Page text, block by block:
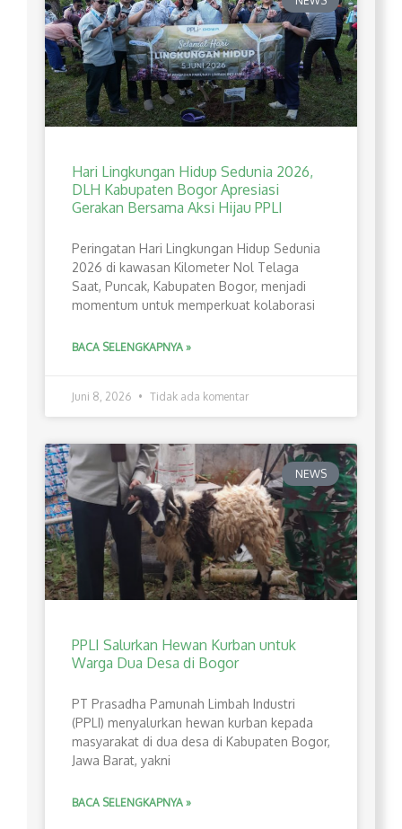
Hari Lingkungan Hidup Sedunia 2026,
DLH Kabupaten Bogor Apresiasi
Gerakan Bersama Aksi Hijau PPLI
Peringatan Hari Lingkungan Hidup Sedunia
2026 di kawasan Kilometer Nol Telaga
Saat, Puncak, Kabupaten Bogor, menjadi
momentum untuk memperkuat kolaborasi
BACA SELENGKAPNYA »
Juni 8, 2026 Tidak ada komentar
NEWS
PPLI Salurkan Hewan Kurban untuk
Warga Dua Desa di Bogor
PT Prasadha Pamunah Limbah Industri
(PPLI) menyalurkan hewan kurban kepada
masyarakat di dua desa di Kabupaten Bogor,
Jawa Barat, yakni
BACA SELENGKAPNYA »